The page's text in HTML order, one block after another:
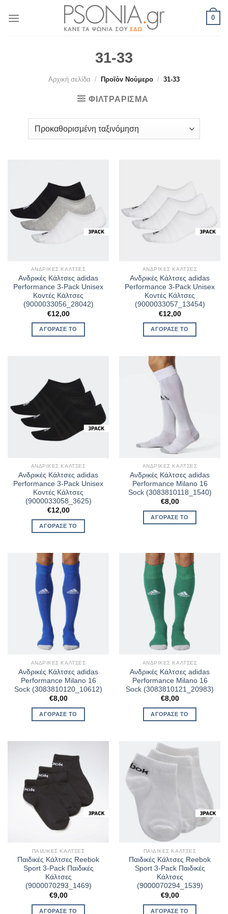
0
31-33
Αρχική σελίδα / Προϊόν Νούμερο / 31-33
ΦΙΛΤΡΆΡΙΣΜΑ
ΑΝΔΡΙΚΈΣ ΚΆΛΤΣΕΣ
Ανδρικές Κάλτσες adidas
Performance 3-Pack Unisex
Κοντές Κάλτσες
(9000033056_28042)
€12,00
ΑΓΌΡΑΣΈ ΤΟ
ΑΝΔΡΙΚΈΣ ΚΆΛΤΣΕΣ
Ανδρικές Κάλτσες adidas
Performance 3-Pack Unisex
Κοντές Κάλτσες
(9000033057_13454)
€12,00
ΑΓΌΡΑΣΈ ΤΟ
ΑΝΔΡΙΚΈΣ ΚΆΛΤΣΕΣ
Ανδρικές Κάλτσες adidas
Performance 3-Pack Unisex
Κοντές Κάλτσες
(9000033058_3625)
€12,00
ΑΓΌΡΑΣΈ ΤΟ
ΑΝΔΡΙΚΈΣ ΚΆΛΤΣΕΣ
Ανδρικές Κάλτσες adidas
Performance Milano 16
Sock (3083810118_1540)
€8,00
ΑΓΌΡΑΣΈ ΤΟ
ΑΝΔΡΙΚΈΣ ΚΆΛΤΣΕΣ
Ανδρικές Κάλτσες adidas
Performance Milano 16
Sock (3083810120_10612)
€8,00
ΑΓΌΡΑΣΈ ΤΟ
ΑΝΔΡΙΚΈΣ ΚΆΛΤΣΕΣ
Ανδρικές Κάλτσες adidas
Performance Milano 16
Sock (3083810121_20983)
€8,00
ΑΓΌΡΑΣΈ ΤΟ
ΠΑΙΔΙΚΈΣ ΚΆΛΤΣΕΣ
Παιδικές Κάλτσες Reebok
Sport 3-Pack Παιδικές
Κάλτσες
(9000070293_1469)
€9,00
ΑΓΌΡΑΣΈ ΤΟ
ΠΑΙΔΙΚΈΣ ΚΆΛΤΣΕΣ
Παιδικές Κάλτσες Reebok
Sport 3-Pack Παιδικές
Κάλτσες
(9000070294_1539)
€9,00
ΑΓΌΡΑΣΈ ΤΟ